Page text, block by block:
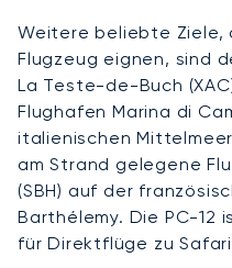
Weitere beliebte Ziele,
Flugzeug eignen, sind
La Teste-de-Buch
Flughafen Marina di
italienischen
am Strand gelegene
(SBH) auf der
Barthélemy. Die PC-12
für Direktflüge zu